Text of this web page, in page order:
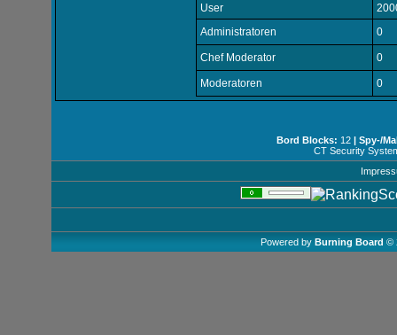
User
Administratoren
0
Chef Moderator 0
Moderatoren 0
Bord Blocks: 12 | Spy-/
CT Security
Powered by Burning Board ©